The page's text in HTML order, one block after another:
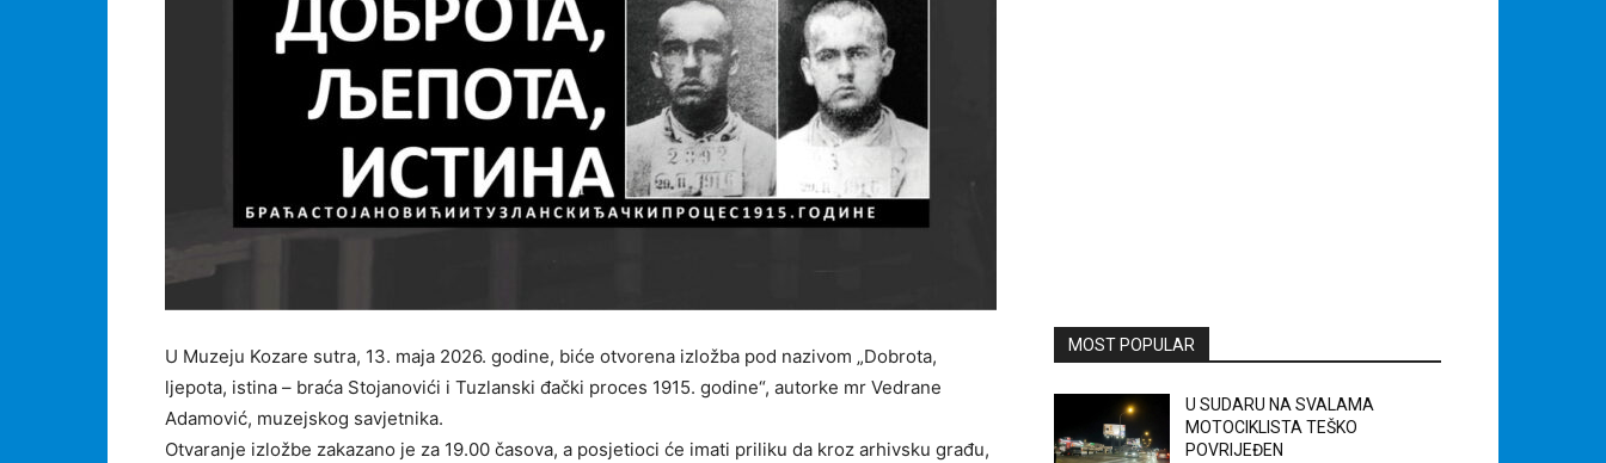
U Muzeju Kozare sutra, 13. maja 2026. godine, biće otvorena izložba pod nazivom „Dobrota,
ljepota, istina – braća Stojanovići i Tuzlanski đački proces 1915. godine“, autorke mr Vedrane
Adamović, muzejskog savjetnika.
Otvaranje izložbe zakazano je za 19.00 časova, a posjetioci će imati priliku da kroz arhivsku građu,
MOST POPULAR
U SUDARU NA SVALAMA
MOTOCIKLISTA TEŠKO
POVRIJEĐEN